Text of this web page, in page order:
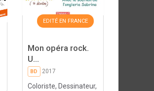
EDITÉ EN FRANCE
Mon opéra rock.
U...
BD 2017
Coloriste, Dessinateur,